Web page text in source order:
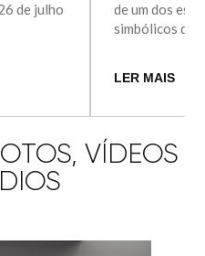
de julho
de um dos
simbólicos do
LER MAIS
VÍDEOS